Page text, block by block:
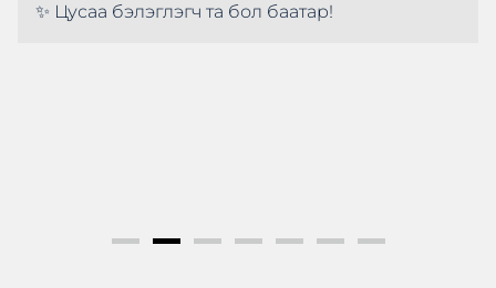
✨ Цусаа бэлэглэгч та бол баатар!